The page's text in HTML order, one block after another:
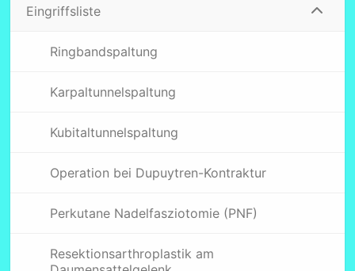
Eingriffsliste
Ringbandspaltung
Karpaltunnelspaltung
Kubitaltunnelspaltung
Operation bei Dupuytren-Kontraktur
Perkutane Nadelfasziotomie (PNF)
Resektionsarthroplastik am